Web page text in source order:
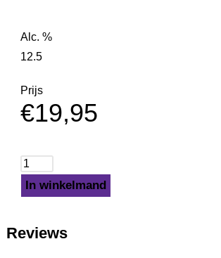
Alc. %
12.5
Prijs
€19,95
In winkelmand
Reviews